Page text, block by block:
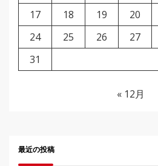
17
18 19 20
24
25 26 27
31
« 12月
最近の投稿